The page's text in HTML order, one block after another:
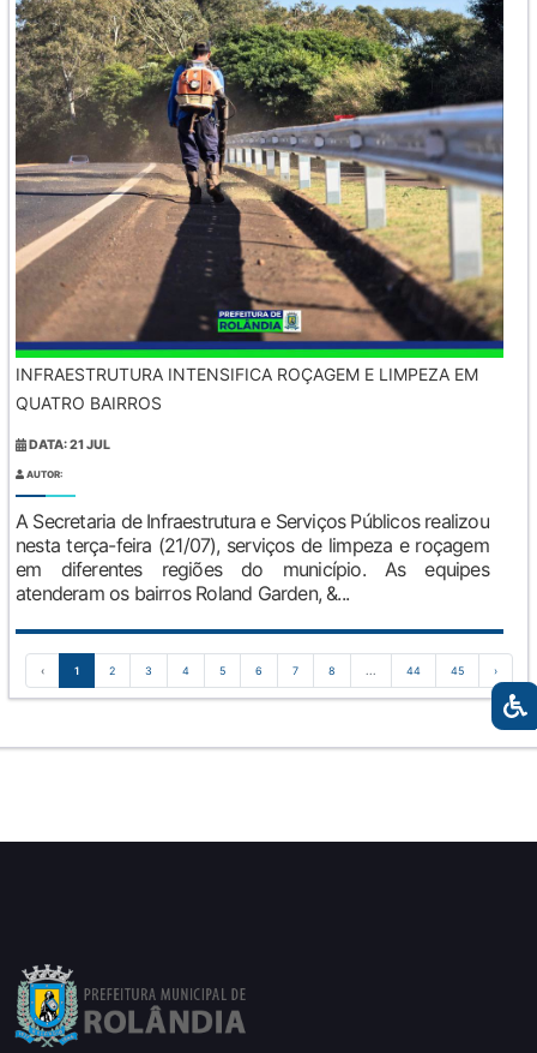
INFRAESTRUTURA INTENSIFICA ROÇAGEM E LIMPEZA EM
QUATRO BAIRROS
DATA: 21 JUL
AUTOR:
A Secretaria de Infraestrutura e Serviços Públicos realizou
nesta terça-feira (21/07), serviços de limpeza e roçagem
em diferentes regiões do município. As equipes
atenderam os bairros Roland Garden, &...
‹ 1 2 3 4 5 6 7 8 ... 44 45 ›